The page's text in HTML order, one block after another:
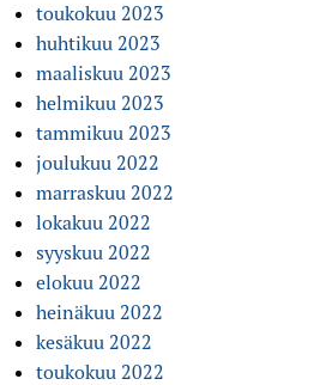
toukokuu 2023
huhtikuu 2023
maaliskuu 2023
helmikuu 2023
tammikuu 2023
joulukuu 2022
marraskuu 2022
lokakuu 2022
syyskuu 2022
elokuu 2022
heinäkuu 2022
kesäkuu 2022
toukokuu 2022